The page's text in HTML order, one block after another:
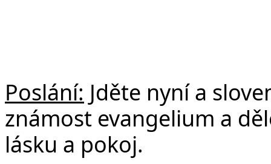
Poslání: Jděte nyní a
známost evangelium a
lásku a pokoj.